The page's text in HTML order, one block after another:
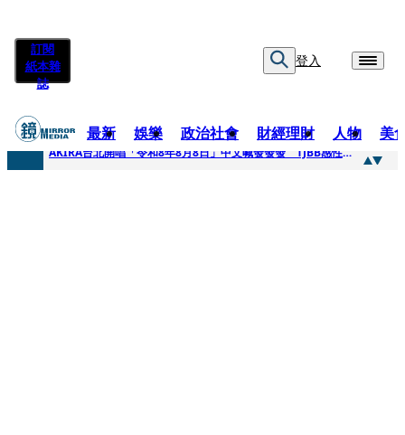
訂閱
紙本雜
誌
登入
最新 娛樂 政治社會 財經理財 人物 美
快訊
AKIRA台北開唱「令和8年8月8日」中文喊發發發 TJBB感性喊「謝謝AKIRA桑」